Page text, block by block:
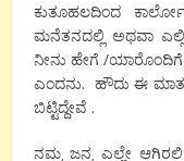
ಕುತೂಹಲದಿಂದ
ಮನೆತನದಲ್ಲಿ ಅಥವಾ
ನೀನು ಹೇಗೆ /ಯಾರೊಂದಿಗೆ
ಎಂದನು. ಹೌದು ಈ ಮಾತು
ಬಿಟ್ಟಿದ್ದೇವೆ .
ನಮ್ಮ ಜನ್ಮ ಎಲ್ಲೇ ಆಗಿರಲಿ